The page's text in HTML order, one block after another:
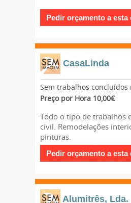
CasaLinda
Sem trabalhos concluídos
Preço por Hora 10,00€
Todo o tipo de trabalhos
civil. Remodelações
pinturas.
Alumitrês, Lda.